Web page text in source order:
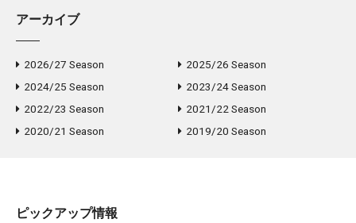
アーカイブ
2026/27 Season
2025/26 Season
2024/25 Season
2023/24 Season
2022/23 Season
2021/22 Season
2020/21 Season
2019/20 Season
ピックアップ情報